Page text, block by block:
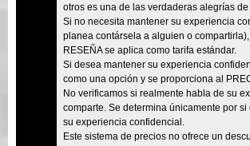
otros es una de las verdaderas alegrías de
Si no necesita mantener su experiencia
planea contársela a alguien o
RESEÑA se aplica como tarifa estándar.
Si desea mantener su experiencia
como una opción y se proporciona al
No verificamos si realmente habla de su
comparte. Se determina únicamente por
su experiencia confidencial.
Este sistema de precios no ofrece un